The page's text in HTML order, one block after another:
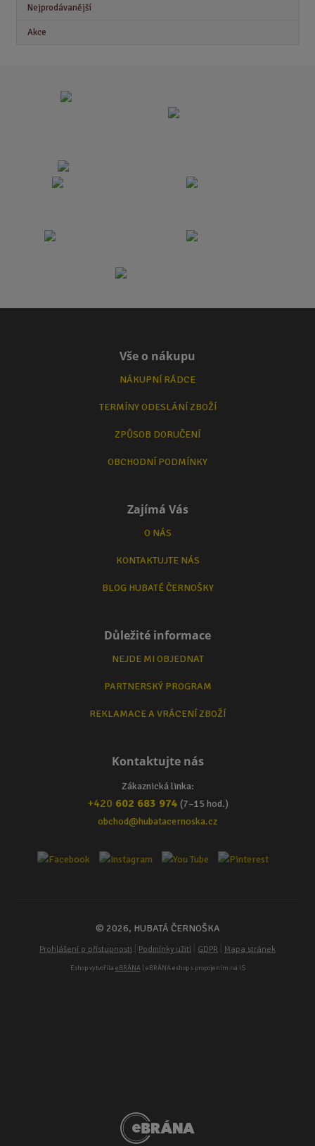
Nejprodávanější
Akce
Vše o nákupu
NÁKUPNÍ RÁDCE
TERMÍNY ODESLÁNÍ ZBOŽÍ
ZPŮSOB DORUČENÍ
OBCHODNÍ PODMÍNKY
Zajímá Vás
O NÁS
KONTAKTUJTE NÁS
BLOG HUBATÉ ČERNOŠKY
Důležité informace
NEJDE MI OBJEDNAT
PARTNERSKÝ PROGRAM
REKLAMACE A VRÁCENÍ ZBOŽÍ
Kontaktujte nás
Zákaznická linka:
+420 602 683 974 (7–15 hod.)
obchod@hubatacernoska.cz
© 2026, HUBATÁ ČERNOŠKA
Prohlášení o přístupnosti Podmínky užití GDPR Mapa stránek
Eshop vytvořila eBRÁNA| eBRÁNA eshop s propojením na IS